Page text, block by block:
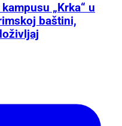
„Krka“ u
baštini,